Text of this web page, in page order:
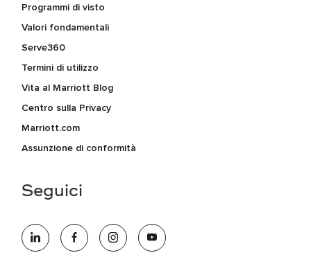
Programmi di visto
Valori fondamentali
Serve360
Termini di utilizzo
Vita al Marriott Blog
Centro sulla Privacy
Marriott.com
Assunzione di conformità
Seguici